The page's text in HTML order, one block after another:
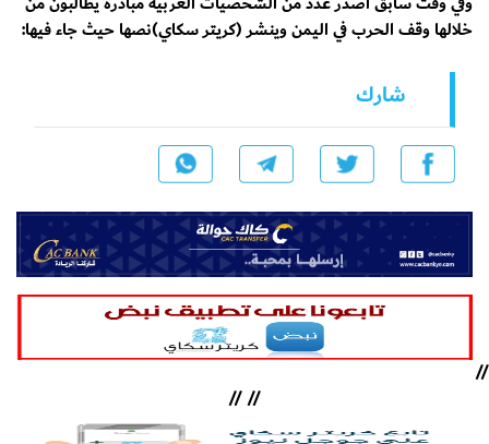
خلالها وقف الحرب في اليمن وينشر (كريتر سكاي)نصها حيث جاء فيها:
شارك
//
//
//